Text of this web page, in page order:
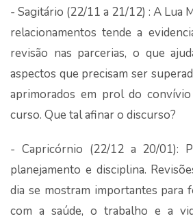
- Sagitário (22/11 a 21/12) : A Lua
relacionamentos tende a
revisão nas parcerias, o que
aspectos que precisam ser
aprimorados em prol do
curso. Que tal afinar o discurso?
- Capricórnio (22/12 a 20/01):
planejamento e disciplina.
dia se mostram importantes para
com a saúde, o trabalho e a